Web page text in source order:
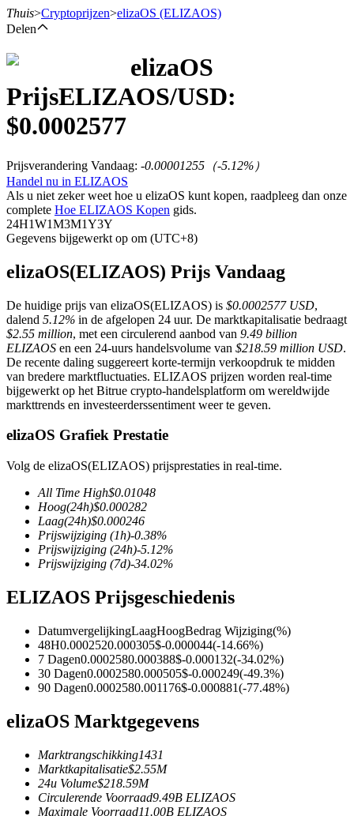
USDT-futures
Futures met USDT als onderpand
COIN-M-futures
TradFi
Derivaten voor aandelen, forex, edelmetalen en grondstoffen
USDC-futures
Futures met USDC als onderpand
Thuis>Cryptoprijzen>elizaOS (ELIZAOS)
Delen
elizaOS
PrijsELIZAOS/USD:
$0.0002577
Prijsverandering Vandaag: -0.00001255 （-5.12%）
Handel nu in ELIZAOS
Als u niet zeker weet hoe u elizaOS kunt kopen, raadpleeg dan onze
complete Hoe ELIZAOS Kopen gids.
24H1W1M3M1Y3Y
Gegevens bijgewerkt op om (UTC+8)
elizaOS(ELIZAOS) Prijs Vandaag
De huidige prijs van elizaOS(ELIZAOS) is $0.0002577 USD,
dalend 5.12% in de afgelopen 24 uur. De marktkapitalisatie bedraagt
$2.55 million, met een circulerend aanbod van 9.49 billion
ELIZAOS en een 24-uurs handelsvolume van $218.59 million USD.
De recente daling suggereert korte-termijn verkoopdruk te midden
van bredere marktfluctuaties. ELIZAOS prijzen worden real-time
bijgewerkt op het Bitrue crypto-handelsplatform om wereldwijde
markttrends en investeerderssentiment weer te geven.
elizaOS Grafiek Prestatie
Volg de elizaOS(ELIZAOS) prijsprestaties in real-time.
All Time High$0.01048
Hoog(24h)$0.000282
Laag(24h)$0.000246
Prijswijziging (1h)-0.38%
Prijswijziging (24h)-5.12%
Prijswijziging (7d)-34.02%
ELIZAOS Prijsgeschiedenis
DatumvergelijkingLaagHoogBedrag Wijziging(%)
48H0.0002520.000305$-0.000044(-14.66%)
7 Dagen0.0002580.000388$-0.000132(-34.02%)
30 Dagen0.0002580.000505$-0.000249(-49.3%)
90 Dagen0.0002580.001176$-0.000881(-77.48%)
elizaOS Marktgegevens
Marktrangschikking1431
Marktkapitalisatie$2.55M
24u Volume$218.59M
Circulerende Voorraad9.49B ELIZAOS
Maximale Voorraad11.00B ELIZAOS